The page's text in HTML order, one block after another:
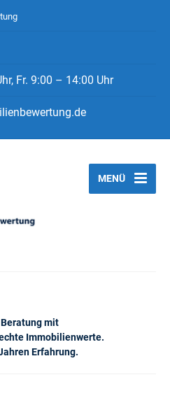
Fr. 9:00 – 14:00 Uhr
mit
Immobilienwerte.
Erfahrung.
MENÜ